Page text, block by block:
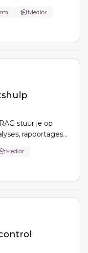
op, ondersteun
Medior
stuur je op
rapportages
dashboards
Medior